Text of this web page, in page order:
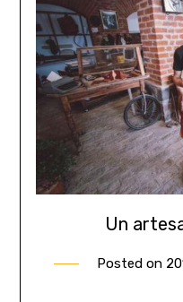
Un
Posted on